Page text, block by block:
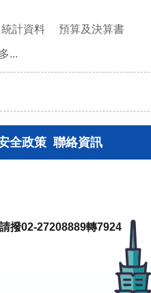
統計資料 預算及決算書
...
全政策 聯絡資訊
撥02-27208889轉7924